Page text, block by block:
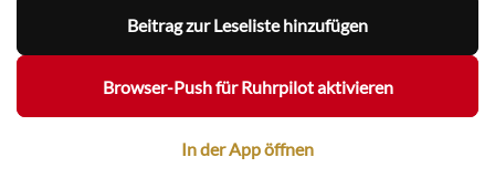
Beitrag zur Leseliste hinzufügen
Browser-Push für Ruhrpilot aktivieren
In der App öffnen